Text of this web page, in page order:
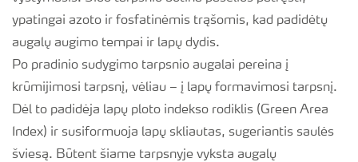
ypatingai azoto ir fosfatinėmis trąšomis, kad padidėtų
augalų augimo tempai ir lapų dydis.
Po pradinio sudygimo tarpsnio augalai pereina į
krūmijimosi tarpsnį, vėliau – į lapų formavimosi tarpsnį.
Dėl to padidėja lapų ploto indekso rodiklis (Green Area
Index) ir susiformuoja lapų skliautas, sugeriantis saulės
šviesą. Būtent šiame tarpsnyje vyksta augalų